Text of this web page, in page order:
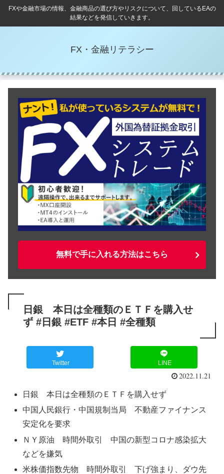
FXや金融市場の情報、金融商品の選び方やリスクについて、回しているEAの
結果などを発信していきます。
FX・金融リテラシー
無料で手に入れる方法はこちら
日銀 本日は全種類のＥＴＦを購入せ
ず #日銀 #ETF #本日 #全種類
Twitter LINE
2022.11.21
日銀 本日は全種類のＥＴＦを購入せず
中国人民銀行・中国規制当局 不動産ファイナンス
安定化を要求
ＮＹ原油 時間外取引 中国の新型コロナ感染拡大
などを嫌気
米株価指数先物 時間外取引 下げ強まり、ダウ先